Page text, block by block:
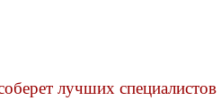
лучших